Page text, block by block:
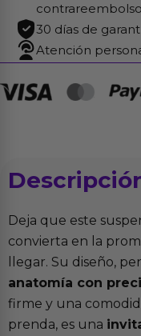
contrareembolso
30 días de
Atención
Deja que este
convierta en la
llegar. Su diseño,
anatomía con
firme y una
prenda, es una